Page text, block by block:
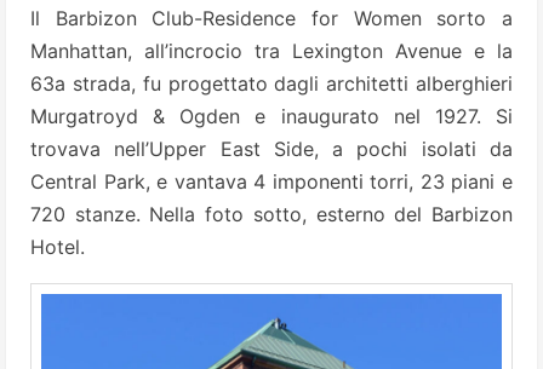
Il Barbizon Club-Residence for Women sorto a
Manhattan, all’incrocio tra Lexington Avenue e la
63a strada, fu progettato dagli architetti alberghieri
Murgatroyd & Ogden e inaugurato nel 1927. Si
trovava nell’Upper East Side, a pochi isolati da
Central Park, e vantava 4 imponenti torri, 23 piani e
720 stanze. Nella foto sotto, esterno del Barbizon
Hotel.